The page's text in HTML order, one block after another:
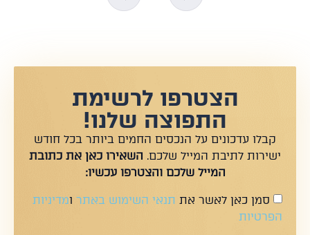
הצטרפו לרשימת
התפוצה שלנו!
קבלו עדכונים על הנכסים החמים ביותר בכל חודש
ישירות לתיבת המייל שלכם. השאירו כאן את כתובת
המייל שלכם והצטרפו עכשיו:
סמן כאן לאשר את תנאי השימוש באתר ומדיניות
הפרטיות